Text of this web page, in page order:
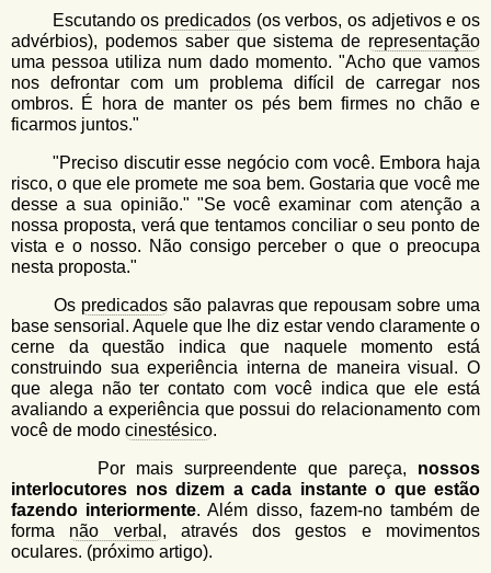
b
u
s
c
Escutando os predicados(os verbos, os adjetivos e os
advérbios), podemos saber que sistema de representação
uma pessoa utiliza num dado momento. "Acho que vamos
nos defrontar com um problema difícil de carregar nos
ombros. É hora de manter os pés bem firmes no chão e
ficarmos juntos."
"Preciso discutir esse negócio com você. Embora haja
risco, o que ele promete me soa bem. Gostaria que você me
desse a sua opinião." "Se você examinar com atenção a
nossa proposta, verá que tentamos conciliar o seu ponto de
vista e o nosso. Não consigo perceber o que o preocupa
nesta proposta."
Os predicadossão palavras que repousam sobre uma
base sensorial. Aquele que lhe diz estar vendo claramente o
cerne da questão indica que naquele momento está
construindo sua experiência interna de maneira visual. O
que alega não ter contato com você indica que ele está
avaliando a experiência que possui do relacionamento com
você de modo cinestésico.
Por mais surpreendente que pareça, nossos
interlocutores nos dizem a cada instante o que estão
fazendo interiormente. Além disso, fazem-no também de
forma não verbal , através dos gestos e movimentos
oculares. (próximo artigo).